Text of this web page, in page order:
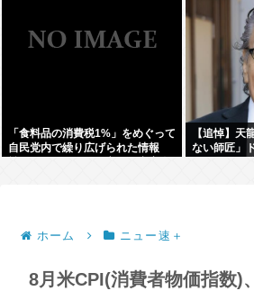
「食料品の消費税1%」をめぐって
自民党内で繰り広げられた情報
【追悼】天
ない師匠」
ホーム ニュー速＋
8月米CPI(消費者物価指数)